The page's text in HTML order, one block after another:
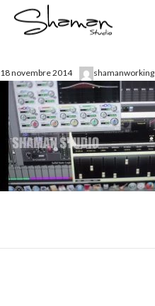
18 novembre 2014 shamanworking